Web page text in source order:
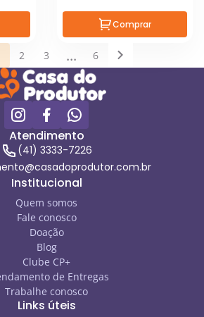
Comprar
2 3 ... 6
Atendimento
(41) 3333-7226
Institucional
Quem somos
Fale conosco
Doação
Blog
Clube CP+
de Entregas
Trabalhe conosco
Links úteis